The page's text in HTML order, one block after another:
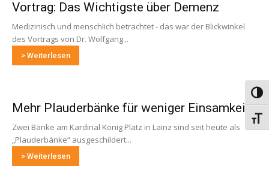
Vortrag: Das Wichtigste über Demenz
Medizinisch und menschlich betrachtet - das war der Blickwinkel
des Vortrags von Dr. Wolfgang...
> Weiterlesen
Mehr Plauderbänke für weniger Einsamkeit
Zwei Bänke am Kardinal König Platz in Lainz sind seit heute als
„Plauderbänke“ ausgeschildert...
> Weiterlesen